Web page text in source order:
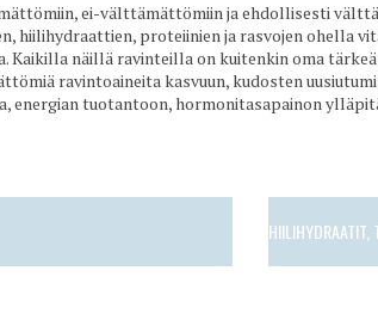
ei-välttämättömiin ja ehdollisesti
hiilihydraattien, proteiinien ja rasvojen ohella
Kaikilla näillä ravinteilla on kuitenkin oma
ravintoaineita kasvuun, kudosten
energian tuotantoon, hormonitasapainon
HIILIHYDRAATIT,